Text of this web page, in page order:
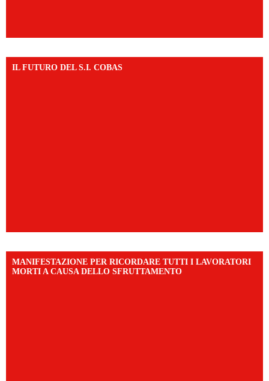
IL FUTURO DEL S.I. COBAS
MANIFESTAZIONE PER RICORDARE TUTTI I LAVORATORI
MORTI A CAUSA DELLO SFRUTTAMENTO